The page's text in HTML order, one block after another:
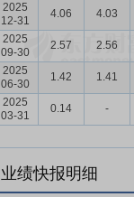
2025
12-31
4.06 4.03
2025
09-30
2.57 2.56
2025
06-30
1.42 1.41
2025
03-31
0.14 -
业绩快报明细